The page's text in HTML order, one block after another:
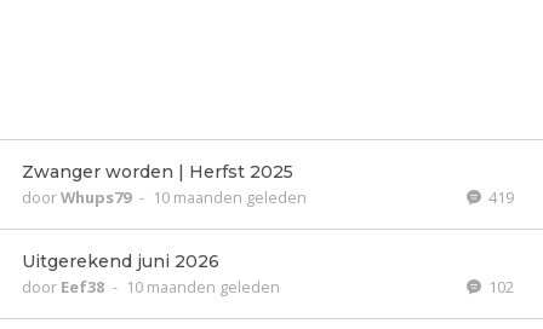
Zwanger worden | Herfst 2025
doorWhups79 - 10 maanden geleden 419
Uitgerekend juni 2026
door Eef38 - 10 maanden geleden 102